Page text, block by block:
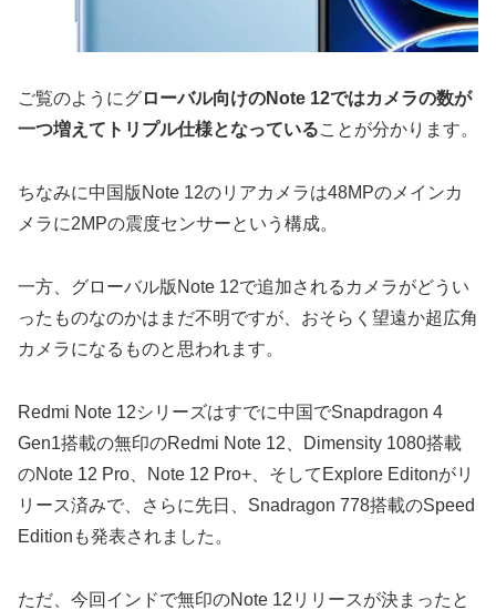
ご覧のようにグローバル向けのNote 12ではカメラの数が
一つ増えてトリプル仕様となっていることが分かります。
ちなみに中国版Note 12のリアカメラは48MPのメインカ
メラに2MPの震度センサーという構成。
一方、グローバル版Note 12で追加されるカメラがどうい
ったものなのかはまだ不明ですが、おそらく望遠か超広角
カメラになるものと思われます。
Redmi Note 12シリーズはすでに中国でSnapdragon 4
Gen1搭載の無印のRedmi Note 12、Dimensity 1080搭載
のNote 12 Pro、Note 12 Pro+、そしてExplore Editonがリ
リース済みで、さらに先日、Snadragon 778搭載のSpeed
Editionも発表されました。
ただ、今回インドで無印のNote 12リリースが決まったと